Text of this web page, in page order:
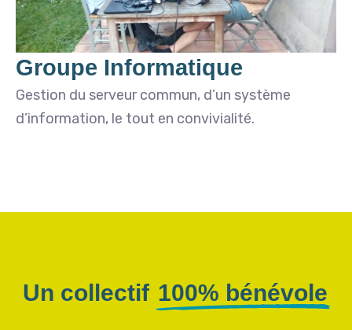
Groupe Informatique
Gestion du serveur commun, d’un système
d’information, le tout en convivialité.
Un collectif 100% bénévole